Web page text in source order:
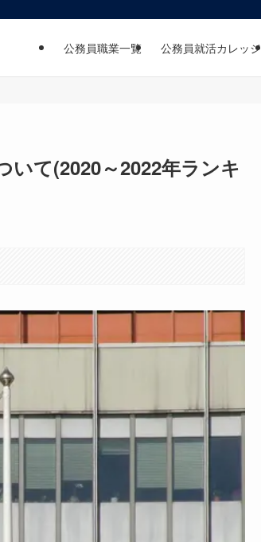
公務員職業一覧 公務員就活カレッジ
いて(2020～2022年ランキ